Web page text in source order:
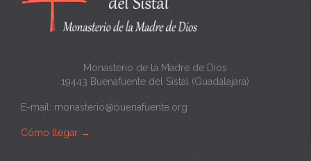
Monasterio de la Madre de Dios
19443 Buenafuente del Sistal (Guadalajara)
E-mail: monasterio@buenafuente.org
Cómo llegar →